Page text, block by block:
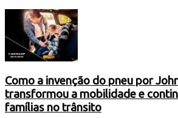
Como a invenção do pneu por
transformou a mobilidade e
famílias no trânsito